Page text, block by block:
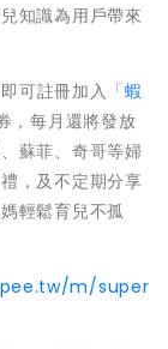
知識為用戶帶來
可註冊加入「蝦
，每月還將發放
蘇菲、奇哥等婦
，及不定期分享
輕鬆育兒不孤
m/super